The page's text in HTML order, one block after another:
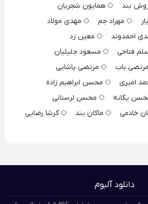
بند
همایون شجریان
مهراد جم
مهدی مولاد
احمدوند
معین زد
فتاحی
مسعود جلیلیان
مرتضی باب
مرتضی پاشایی
امیری
محسن ابراهیم زاده
یگانه
محسن لرستانی
خادمی ماکان بند
گرشا رضایی
دانلود آلبوم